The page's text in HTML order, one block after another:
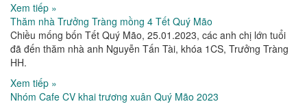
Xem tiếp »
Thăm nhà Trưởng Tràng mồng 4 Tết Quý Mão
Chiều mống bốn Tết Quý Mão, 25.01.2023, các anh chị lớn tuổi
đã đến thăm nhà anh Nguyễn Tấn Tài, khóa 1CS, Trưởng Tràng
HH.
Xem tiếp »
Nhóm Cafe CV khai trương xuân Quý Mão 2023